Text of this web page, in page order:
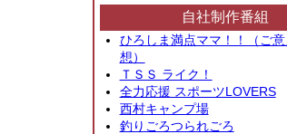
自社制作番組
ひろしま満点ママ！！（ご
想）
ＴＳＳ ライク！
全力応援 スポーツLOVERS
西村キャンプ場
釣りごろつられごろ